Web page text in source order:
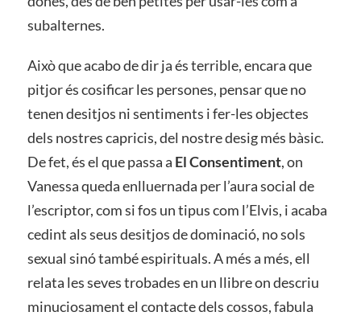
subalternes.
Això que acabo de dir ja és terrible, encara que
pitjor és cosificar les persones, pensar que no
tenen desitjos ni sentiments i fer-les objectes
dels nostres capricis, del nostre desig més bàsic.
De fet, és el que passa a El Consentiment, on
Vanessa queda enlluernada per l’aura social de
l’escriptor, com si fos un tipus com l’Elvis, i acaba
cedint als seus desitjos de dominació, no sols
sexual sinó també espirituals. A més a més, ell
relata les seves trobades en un llibre on descriu
minuciosament el contacte dels cossos, fabula